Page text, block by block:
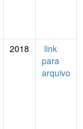
2018
link
para
arquivo